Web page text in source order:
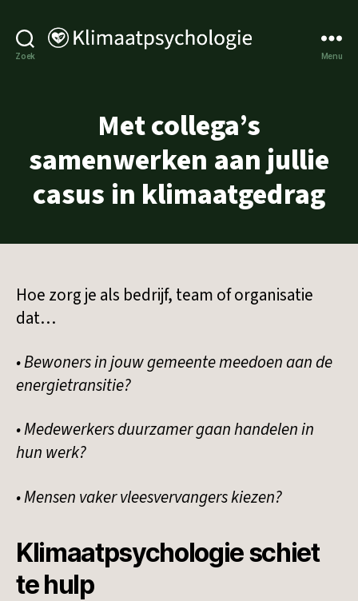
Zoek Menu
Met collega’s
samenwerken aan jullie
casus in klimaatgedrag
Hoe zorg je als bedrijf, team of organisatie
dat…
• Bewoners in jouw gemeente meedoen aan de
energietransitie?
• Medewerkers duurzamer gaan handelen in
hun werk?
• Mensen vaker vleesvervangers kiezen?
Klimaatpsychologie schiet
te hulp